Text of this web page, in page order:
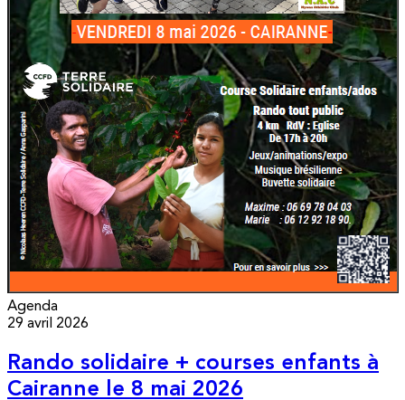
Agenda
29 avril 2026
Rando solidaire + courses enfants à
Cairanne le 8 mai 2026